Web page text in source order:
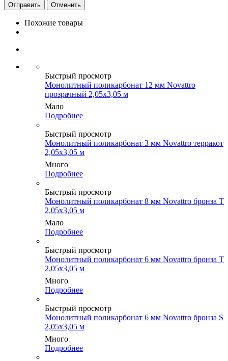
Отменить
Похожие товары
Быстрый просмотр
Монолитный поликарбонат 12 мм Novattro
прозрачный 2,05х3,05 м
Мало
Подробнее
Быстрый просмотр
Монолитный поликарбонат 3 мм Novattro терракот
2,05х3,05 м
Много
Подробнее
Быстрый просмотр
Монолитный поликарбонат 8 мм Novattro бронза Т
2,05х3,05 м
Мало
Подробнее
Быстрый просмотр
Монолитный поликарбонат 6 мм Novattro бронза Т
2,05х3,05 м
Много
Подробнее
Быстрый просмотр
Монолитный поликарбонат 6 мм Novattro бронза S
2,05х3,05 м
Много
Подробнее